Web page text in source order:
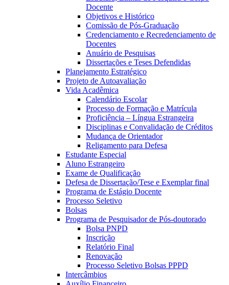
Docente
Objetivos e Histórico
Comissão de Pós-Graduação
Credenciamento e Recredenciamento de
Docentes
Anuário de Pesquisas
Dissertações e Teses Defendidas
Planejamento Estratégico
Projeto de Autoavaliação
Vida Acadêmica
Calendário Escolar
Processo de Formação e Matrícula
Proficiência – Língua Estrangeira
Disciplinas e Convalidação de Créditos
Mudança de Orientador
Religamento para Defesa
Estudante Especial
Aluno Estrangeiro
Exame de Qualificação
Defesa de Dissertação/Tese e Exemplar final
Programa de Estágio Docente
Processo Seletivo
Bolsas
Programa de Pesquisador de Pós-doutorado
Bolsa PNPD
Inscrição
Relatório Final
Renovação
Processo Seletivo Bolsas PPPD
Intercâmbios